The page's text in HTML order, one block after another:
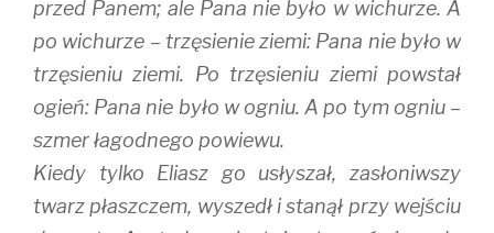
przed Panem; ale Pana nie było w wichurze. A
po wichurze – trzęsienie ziemi: Pana nie było w
trzęsieniu ziemi. Po trzęsieniu ziemi powstał
ogień: Pana nie było w ogniu. A po tym ogniu –
szmer łagodnego powiewu.
Kiedy tylko Eliasz go usłyszał, zasłoniwszy
twarz płaszczem, wyszedł i stanął przy wejściu